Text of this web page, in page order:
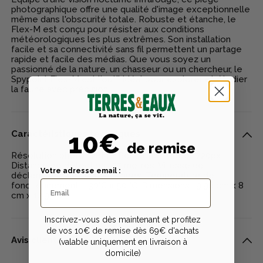
photographique offre une qualité d'image exceptionnelle
même dans l'obscurité totale. Robuste et étanche, le
Flex-M est conçu pour résister aux conditions
météorologiques les plus extrêmes. Son installation
facile et sa connectivité sans fil permettent un partage
rapide et facile des médias. Que vous soyez un
passionné de la nature, un chasseur ou un chercheur, le
Spypoint Flex-M est l'outil idéal pour explorer et étudier
la faune avec précision.
Caractéristiques techniques
Résolution photo : 28MP. Résolution vidéo : 720px.
Distance de détection : 27 mètres. Vitesse de
déclenchement : 0,4 secondes. Température de
fonctionnement : -30°C à 50 °C. Dimensions : 9,98 cm x 8
cm x 12,95 cm.
Avis clients
10€ de remise
Votre adresse email :
Inscrivez-vous dès maintenant et profitez
de vos 10€ de remise dès 69€ d'achats
(valable uniquement en livraison à
domicile)